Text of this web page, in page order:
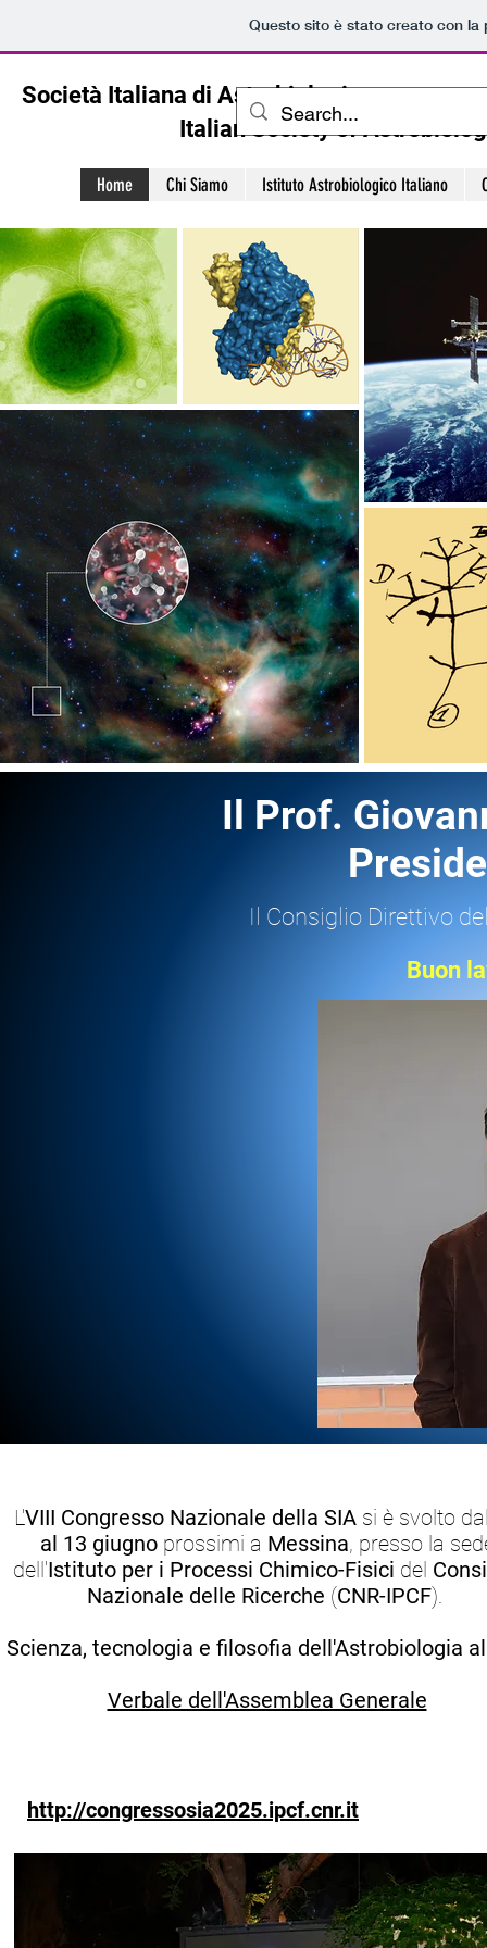
Questo sito è stato creato con
Società Italiana di Astrobiologia
Italian Society of
Home Chi Siamo Istituto Astrobiologico Italiano
Il Prof.
Il Consiglio Direttivo
Buon
L'VIII Congresso Nazionale della SIAsi è svolto
al 13 giugnoprossimi a Messina, presso la
dell'Istituto per i Processi Chimico-Fisici del
Nazionale delle Ricerche (CNR-IPCF).
Scienza, tecnologia e filosofia dell'Astrobiologia
Verbale dell'Assemblea Generale
http://congressosia2025.ipcf.cnr.it